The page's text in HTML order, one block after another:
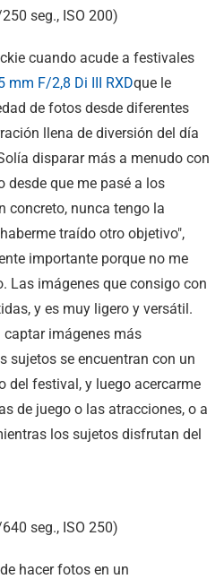
seg., ISO 200)
cuando acude a festivales
mm F/2,8 Di III RXDque le
de fotos desde diferentes
llena de diversión del día
disparar más a menudo con
desde que me pasé a los
concreto, nunca tengo la
traído otro objetivo",
importante porque no me
Las imágenes que consigo con
y es muy ligero y versátil.
captar imágenes más
sujetos se encuentran con un
del festival, y luego acercarme
de juego o las atracciones, o a
los sujetos disfrutan del
seg., ISO 250)
hacer fotos en un